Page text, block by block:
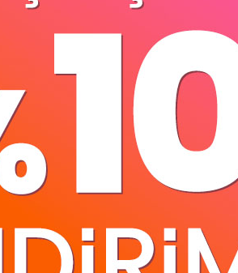
Ücretsiz Kargo